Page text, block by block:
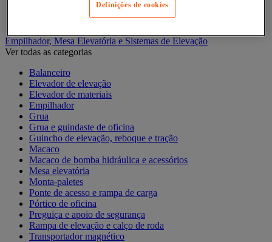
Contentor móvel encaixável
Contentor móvel standard
Empilhador, Mesa Elevatória e Sistemas de Elevação
Ver todas as categorias
Balanceiro
Elevador de elevação
Elevador de materiais
Empilhador
Grua
Grua e guindaste de oficina
Guincho de elevação, reboque e tração
Macaco
Macaco de bomba hidráulica e acessórios
Mesa elevatória
Monta-paletes
Ponte de acesso e rampa de carga
Pórtico de oficina
Preguiça e apoio de segurança
Rampa de elevação e calço de roda
Transportador magnético
Definições de cookies